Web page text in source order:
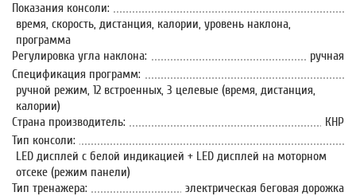
Показания консоли:
время, скорость, дистанция, калории, уровень наклона,
программа
Регулировка угла наклона:
ручная
Спецификация программ:
ручной режим, 12 встроенных, 3 целевые (время, дистанция,
калории)
Страна производитель:
КНР
Тип консоли:
LED дисплей с белой индикацией + LED дисплей на моторном
отсеке (режим панели)
Тип тренажера:
электрическая беговая дорожка